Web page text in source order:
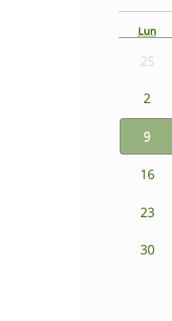
Lun
25
2
9
16
23
30